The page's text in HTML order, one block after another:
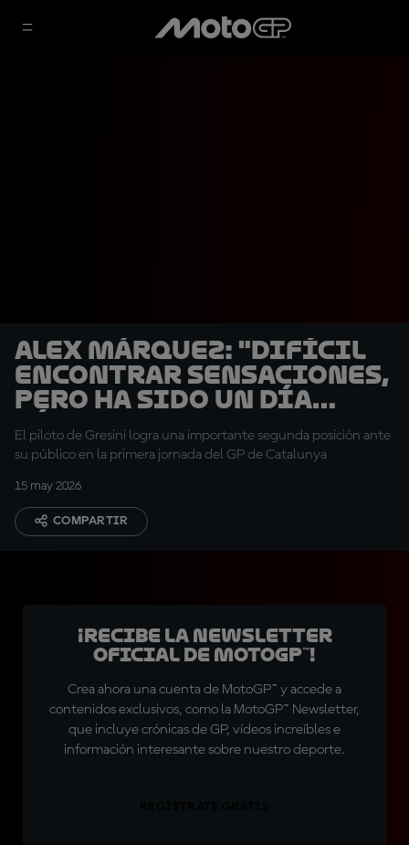
Alex Márquez: "Difícil
encontrar sensaciones,
pero ha sido un día
sólido"
El piloto de Gresini logra una importante segunda posición ante
su público en la primera jornada del GP de Catalunya
15 may 2026
COMPARTIR
¡Recibe la Newsletter
oficial de MotoGP™!
Crea ahora una cuenta de MotoGP™ y accede a
contenidos exclusivos, como la MotoGP™ Newsletter,
que incluye crónicas de GP, vídeos increíbles e
información interesante sobre nuestro deporte.